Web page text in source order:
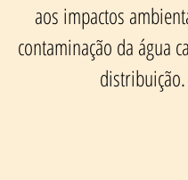
aos impactos
contaminação da água
distribuição.